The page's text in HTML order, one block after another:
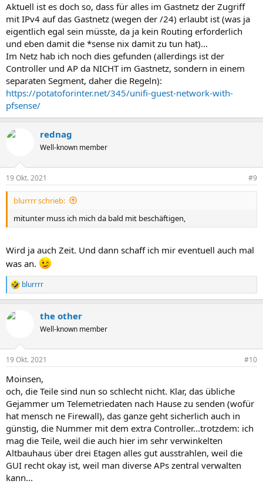
Aktuell ist es doch so, dass für alles im Gastnetz der Zugriff
mit IPv4 auf das Gastnetz (wegen der /24) erlaubt ist (was ja
eigentlich egal sein müsste, da ja kein Routing erforderlich
und eben damit die *sense nix damit zu tun hat)...
Im Netz hab ich noch dies gefunden (allerdings ist der
Controller und AP da NICHT im Gastnetz, sondern in einem
separaten Segment, daher die Regeln):
https://potatoforinter.net/345/unifi-guest-network-with-
pfsense/
rednag
Well-known member
19 Okt. 2021 #9
blurrrr schrieb:
mitunter muss ich mich da bald mit beschäftigen,
Wird ja auch Zeit. Und dann schaff ich mir eventuell auch mal
was an.
R
e
k
e
:
blurrrr
the other
Well-known member
19 Okt. 2021 #10
Moinsen,
och, die Teile sind nun so schlecht nicht. Klar, das übliche
Gejammer um Telemetriedaten nach Hause zu senden (wofür
hat mensch ne Firewall), das ganze geht sicherlich auch in
günstig, die Nummer mit dem extra Controller...trotzdem: ich
mag die Teile, weil die auch hier im sehr verwinkelten
Altbauhaus über drei Etagen alles gut ausstrahlen, weil die
GUI recht okay ist, weil man diverse APs zentral verwalten
kann...